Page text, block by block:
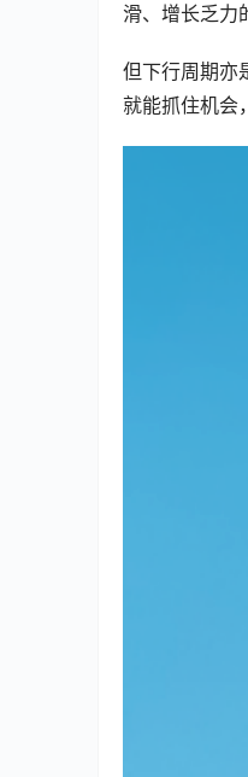
滑、增长乏力
但下行周期亦
就能抓住机会